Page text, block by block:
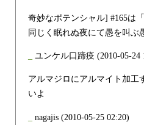
奇妙なポテンシャル] #165は
同じく眠れぬ夜にて愚を叫ぶ
ユンケル口蹄疫 (2010-05-24
アルマジロにアルマイト加工
いよ
nagajis (2010-05-25 02:20)